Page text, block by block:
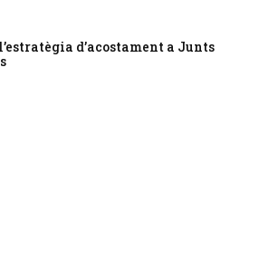
d’acostament a Junts